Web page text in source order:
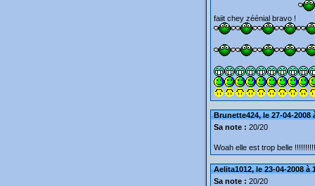
faiit chey zéénial bravo !
Brunette424, le 27-04-2008
Sa note : 20/20
Woah elle est trop belle !!!!!!!!!!
Aelita1012, le 23-04-2008 à
Sa note : 20/20